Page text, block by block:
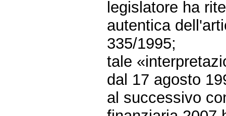
legislatore ha
autentica
335/1995;
tale
dal 17 agosto
al successivo